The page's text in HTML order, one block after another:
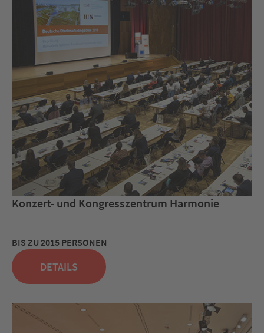
Konzert- und Kongresszentrum Harmonie
BIS ZU 2015 PERSONEN
DETAILS